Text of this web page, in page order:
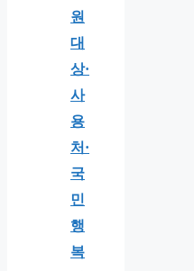
원
대
상·
사
용
처·
국
민
행
복